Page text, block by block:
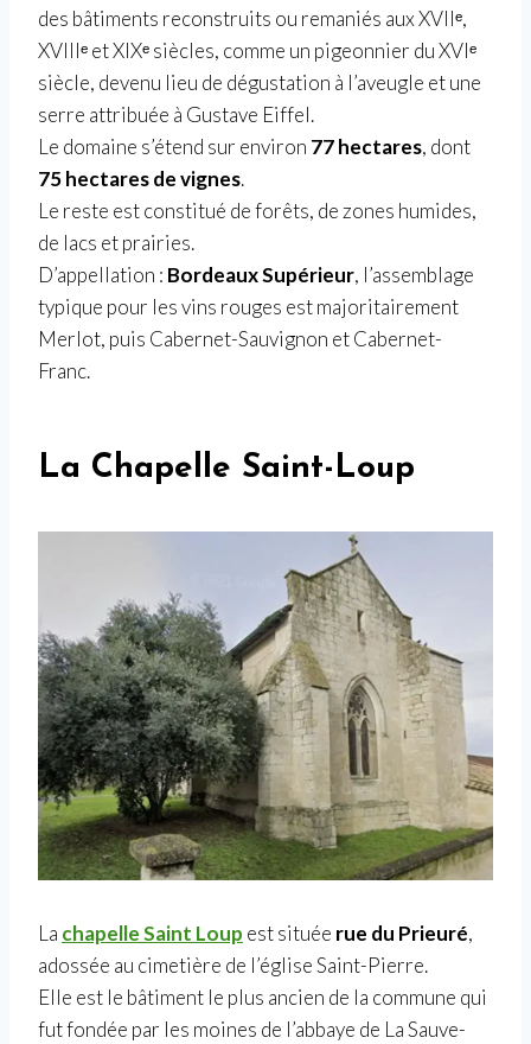
des bâtiments reconstruits ou remaniés aux XVIIᵉ,
XVIIIᵉ et XIXᵉ siècles, comme un pigeonnier du XVIᵉ
siècle, devenu lieu de dégustation à l’aveugle et une
serre attribuée à Gustave Eiffel.
Le domaine s’étend sur environ 77 hectares, dont
75 hectares de vignes.
Le reste est constitué de forêts, de zones humides,
de lacs et prairies.
D’appellation : Bordeaux Supérieur, l’assemblage
typique pour les vins rouges est majoritairement
Merlot, puis Cabernet-Sauvignon et Cabernet-
Franc.
La Chapelle Saint-Loup
La chapelle Saint Loup est située rue du Prieuré,
adossée au cimetière de l’église Saint-Pierre.
Elle est le bâtiment le plus ancien de la commune qui
fut fondée par les moines de l’abbaye de La Sauve-